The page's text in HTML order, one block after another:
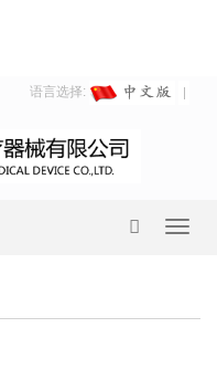
语言选择: